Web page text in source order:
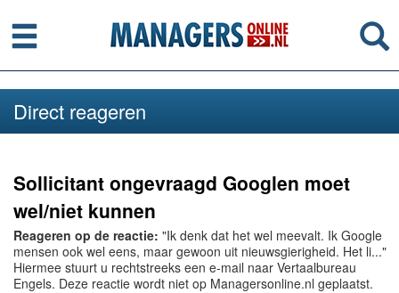
Menu
Direct reageren
Sollicitant ongevraagd Googlen moet
wel/niet kunnen
Reageren op de reactie: "Ik denk dat het wel meevalt. Ik Google
mensen ook wel eens, maar gewoon uit nieuwsgierigheid. Het li..."
Hiermee stuurt u rechtstreeks een e-mail naar Vertaalbureau
Engels. Deze reactie wordt niet op Managersonline.nl geplaatst.